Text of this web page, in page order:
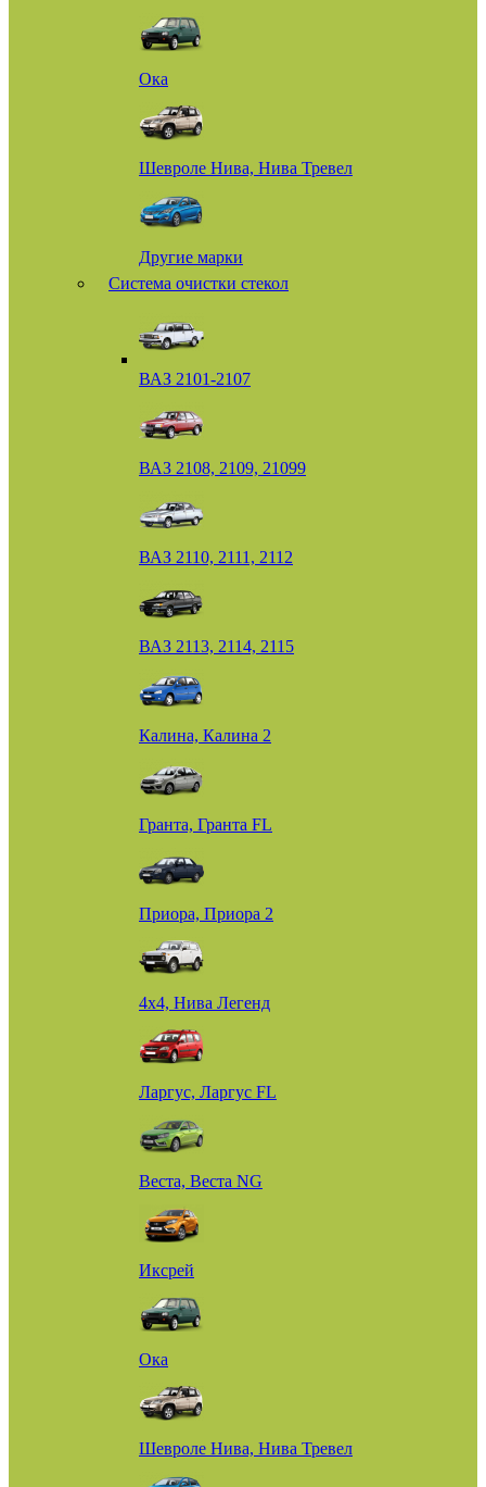
Ока
Шевроле Нива, Нива Тревел
Другие марки
Система очистки стекол
ВАЗ 2101-2107
ВАЗ 2108, 2109, 21099
ВАЗ 2110, 2111, 2112
ВАЗ 2113, 2114, 2115
Калина, Калина 2
Гранта, Гранта FL
Приора, Приора 2
4х4, Нива Легенд
Ларгус, Ларгус FL
Веста, Веста NG
Иксрей
Ока
Шевроле Нива, Нива Тревел